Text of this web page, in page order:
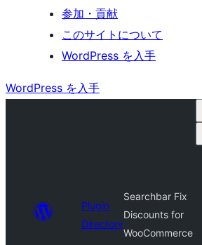
参加・貢献
このサイトについて
WordPress を入手
WordPress を入手
Plugin
Directory
Searchbar Fix
Discounts for
WooCommerce